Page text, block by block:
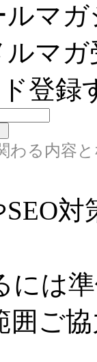
ルマ
ルマ
登録
わる内容
SEO
には
囲ご